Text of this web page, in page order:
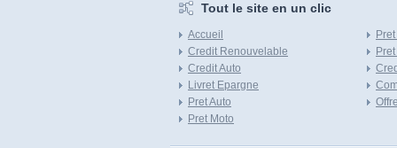
Tout le site en un clic
Accueil
Credit Renouvelable
Credit Auto
Livret Epargne
Pret Auto
Pret Moto